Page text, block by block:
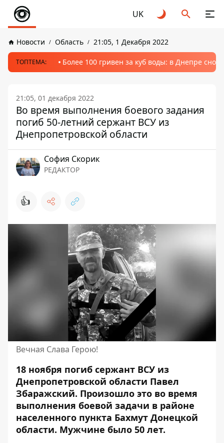
UK
Новости Область 21:05, 1 Декабря 2022
ТОПТЕМА: Более 100 гривен за куб воды: в Днепре
21:05, 01 декабря 2022
Во время выполнения боевого задания
погиб 50-летний сержант ВСУ из
Днепропетровской области
София Скорик
РЕДАКТОР
👍
Вечная Слава Герою!
18 ноября погиб сержант ВСУ из
Днепропетровской области Павел
Збаражский. Произошло это во время
выполнения боевой задачи в районе
населенного пункта Бахмут Донецкой
области. Мужчине было 50 лет.